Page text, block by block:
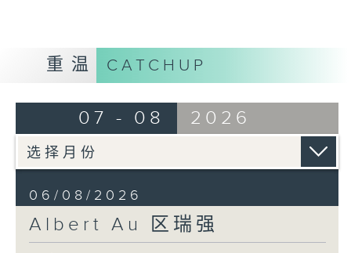
重温 CATCHUP
07 - 08 2026
06/08/2026
Albert Au 区瑞强